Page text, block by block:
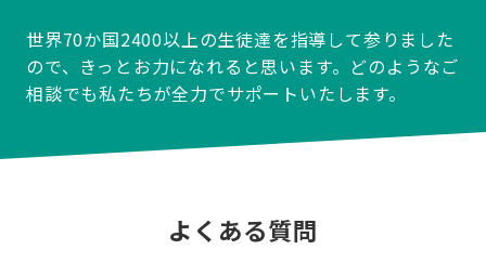
世界70か国2400以上の生徒達を指導して参りました
ので、きっとお力になれると思います。どのようなご
相談でも私たちが全力でサポートいたします。
よくある質問